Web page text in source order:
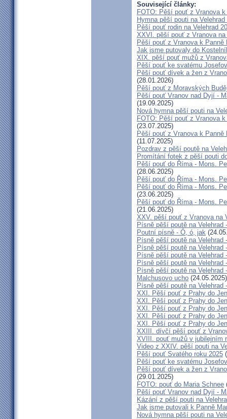
Související články:
FOTO: Pěší pouť z Vranova
Hymna pěší pouti na
Pěší pouť rodin na Velehrad
XXVI. pěší pouť z Vranova
Pěší pouť z Vranova k Panně
Jak jsme putovaly do
XIX. pěší pouť mužů z
Pěší pouť ke svatému
Pěší pouť dívek a žen z
(28.01.2026)
Pěší pouť z Moravských
Pěší pouť Vranov nad Dyjí -
(19.09.2025)
Nová hymna pěší pouti na
FOTO: Pěší pouť z Vranova
(23.07.2025)
Pěší pouť z Vranova k
(11.07.2025)
Pozdrav z pěší poutě na
Promítání fotek z pěší pouti
Pěší pouť do Říma - Mons.
(28.06.2025)
Pěší pouť do Říma - Mons.
Pěší pouť do Říma - Mons.
(23.06.2025)
Pěší pouť do Říma - Mons.
(21.06.2025)
XXV. pěší pouť z Vranova na
Písně pěší poutě na Velehrad
Poutní písně - Ó, ó, jak
Písně pěší poutě na
Písně pěší poutě na Velehrad
Písně pěší poutě na Velehrad
Písně pěší poutě na
Písně pěší poutě na
Malchusovo ucho (24.05.2025)
Písně pěší poutě na Velehrad
XXI. Pěší pouť z Prahy do
XXI. Pěší pouť z Prahy do
XXI. Pěší pouť z Prahy do
XXI. Pěší pouť z Prahy do
XXI. Pěší pouť z Prahy do
XXIII. dívčí pěší pouť z
XVIII. pouť mužů v jubilejním
Video z XXIV. pěší pouti na
Pěší pouť Svatého roku 2025
Pěší pouť ke svatému
Pěší pouť dívek a žen z
(29.01.2025)
FOTO: pouť do Maria Schnee
Pěší pouť Vranov nad Dyjí -
Kázání z pěší pouti na
Jak jsme putovali k Panně
Nová hymna pěší pouti na